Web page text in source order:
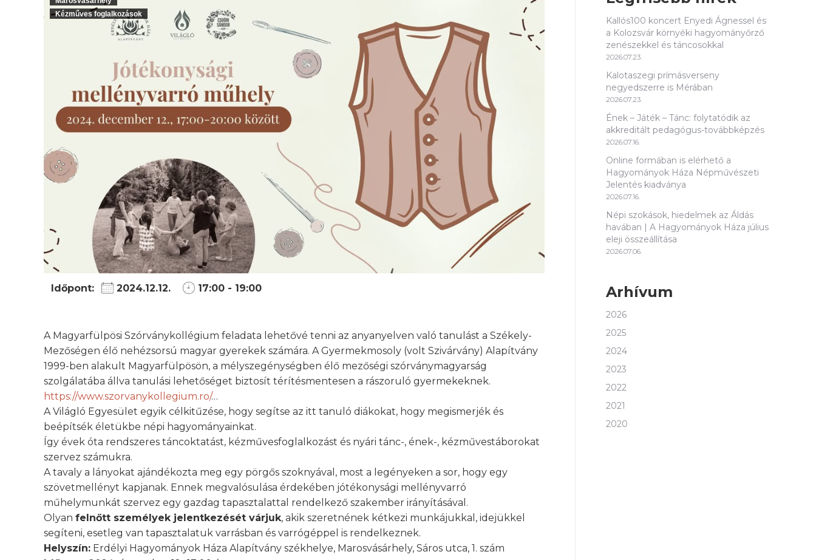
Kézműves foglalkozások
Időpont: 2024.12.12. 17:00 - 19:00
A Magyarfülpösi Szórványkollégium feladata lehetővé tenni az anyanyelven való tanulást a Székely-
Mezőségen élő nehézsorsú magyar gyerekek számára. A Gyermekmosoly (volt Szivárvány) Alapítvány
1999-ben alakult Magyarfülpösön, a mélyszegénységben élő mezőségi szórványmagyarság
szolgálatába állva tanulási lehetőséget biztosít térítésmentesen a rászoruló gyermekeknek.
https://www.szorvanykollegium.ro/…
A Világló Egyesület egyik célkitűzése, hogy segítse az itt tanuló diákokat, hogy megismerjék és
beépítsék életükbe népi hagyományainkat.
Így évek óta rendszeres táncoktatást, kézművesfoglalkozást és nyári tánc-, ének-, kézművestáborokat
szervez számukra.
A tavaly a lányokat ajándékozta meg egy pörgős szoknyával, most a legényeken a sor, hogy egy
szövetmellényt kapjanak. Ennek megvalósulása érdekében jótékonysági mellényvarró
műhelymunkát szervez egy gazdag tapasztalattal rendelkező szakember irányításával.
Olyan felnőtt személyek jelentkezését várjuk, akik szeretnének kétkezi munkájukkal, idejükkel
segíteni, esetleg van tapasztalatuk varrásban és varrógéppel is rendelkeznek.
Helyszín: Erdélyi Hagyományok Háza Alapítvány székhelye, Marosvásárhely, Sáros utca, 1. szám
Kallós100 koncert Enyedi Ágnessel és
a Kolozsvár környéki hagyományőrző
zenészekkel és táncosokkal
2026.07.23.
Kalotaszegi prímásverseny
negyedszerre is Mérában
2026.07.23.
Ének – Játék – Tánc: folytatódik az
akkreditált pedagógus-továbbképzés
2026.07.16.
Online formában is elérhető a
Hagyományok Háza Népművészeti
Jelentés kiadványa
2026.07.16.
Népi szokások, hiedelmek az Áldás
havában | A Hagyományok Háza július
eleji összeállítása
2026.07.06.
Arhívum
2026
2025
2024
2023
2022
2021
2020